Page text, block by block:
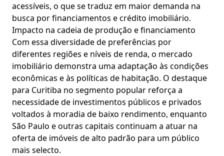
acessíveis, o que se traduz em maior demanda na
busca por financiamentos e crédito imobiliário.
Impacto na cadeia de produção e financiamento
Com essa diversidade de preferências por
diferentes regiões e níveis de renda, o mercado
imobiliário demonstra uma adaptação às condições
econômicas e às políticas de habitação. O destaque
para Curitiba no segmento popular reforça a
necessidade de investimentos públicos e privados
voltados à moradia de baixo rendimento, enquanto
São Paulo e outras capitais continuam a atuar na
oferta de imóveis de alto padrão para um público
mais selecto.